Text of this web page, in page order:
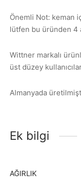
Önemli Not: keman
lütfen bu üründen 4
Wittner markalı
üst düzey
Almanyada
Ek bilgi
AĞIRLIK